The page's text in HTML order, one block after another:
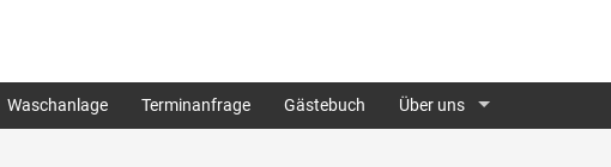
Waschanlage Terminanfrage Gästebuch Über uns